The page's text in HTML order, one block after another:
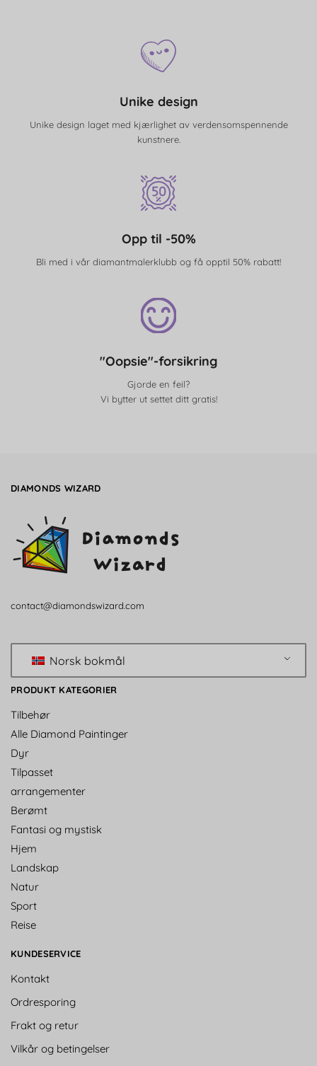
Unike design
Unike design laget med kjærlighet av verdensomspennende
kunstnere.
Opp til -50%
Bli med i vår diamantmalerklubb og få opptil 50% rabatt!
"Oopsie"-forsikring
Gjorde en feil?
Vi bytter ut settet ditt gratis!
DIAMONDS WIZARD
contact@diamondswizard.com
Norsk bokmål
PRODUKT KATEGORIER
Tilbehør
Alle Diamond Paintinger
Dyr
Tilpasset
arrangementer
Berømt
Fantasi og mystisk
Hjem
Landskap
Natur
Sport
Reise
KUNDESERVICE
Kontakt
Ordresporing
Frakt og retur
Vilkår og betingelser